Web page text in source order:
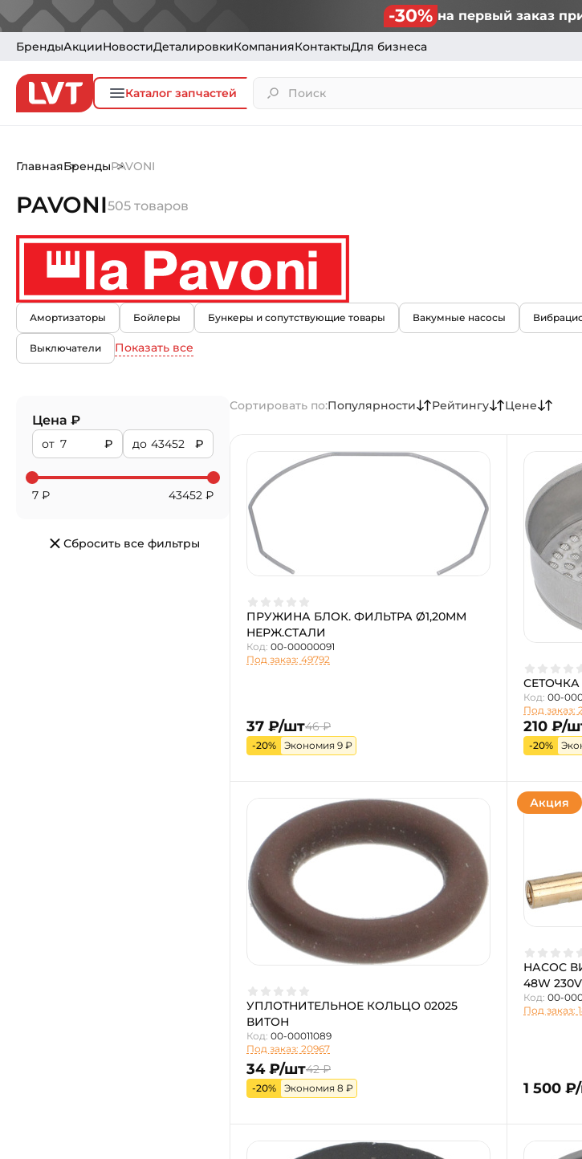
-30% на первый заказ
БрендыАкцииНовостиДеталировкиКомпанияКонтактыДля бизнеса
Каталог запчастей
ГлавнаяБрендыPAVONI
PAVONI505 товаров
Амортизаторы Бойлеры Бункеры и сопутствующие товары Вакумные насосы
Выключатели Показать все
Цена ₽
от ₽ до ₽
7 ₽ 43452 ₽
Сбросить все фильтры
Сортировать по:Популярности Рейтингу Цене
ПРУЖИНА БЛОК. ФИЛЬТРА Ø1,20ММ
НЕРЖ.СТАЛИ
Код: 00-00000091
Под заказ: 49792
37 ₽/шт46 ₽
-20% Экономия 9 ₽
Код:00-
Под заказ:
210 ₽/
-20%
УПЛОТНИТЕЛЬНОЕ КОЛЬЦО 02025
ВИТОН
Код: 00-00011089
Под заказ: 20967
34 ₽/шт42 ₽
-20% Экономия 8 ₽
НАСОС
48W
Код:00-
Под заказ:
1 500
Акция